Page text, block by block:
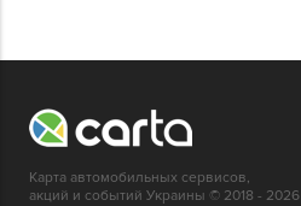
Карта автомобильных сервисов,
акций и событий Украины © 2018 - 2026